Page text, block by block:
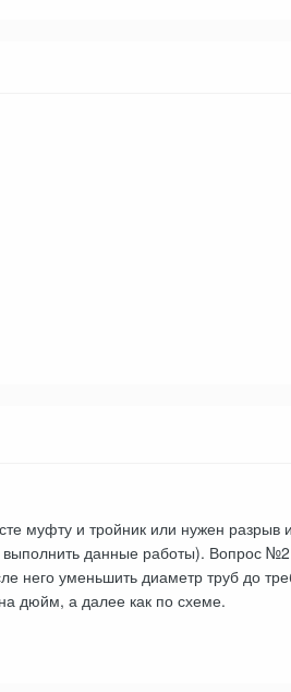
муфту и тройник или нужен разрыв
данные работы). Вопрос
него уменьшить диаметр труб до
дюйм, а далее как по схеме.